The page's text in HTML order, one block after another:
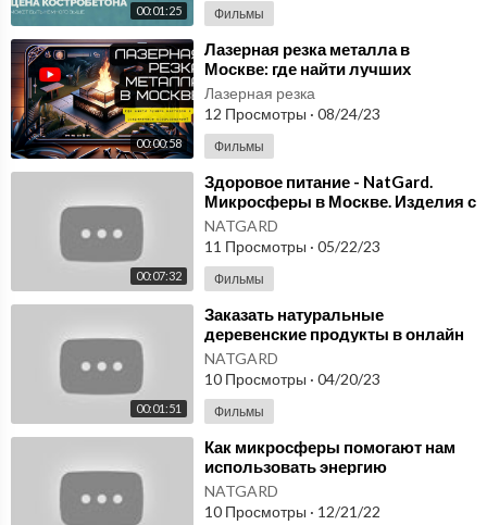
00:01:25 Фильмы
00:00:58
⁣Лазерная резка металла в
Москве: где найти лучших
мастеров и современное
оборудование?
Лазерная резка
12 Просмотры · 08/24/23
Фильмы
00:07:32
⁣Здоровое питание - NatGard.
Микросферы в Москве. Изделия с
наполнителем из микросфер.
NATGARD
11 Просмотры · 05/22/23
Фильмы
00:01:51
⁣Заказать натуральные
деревенские продукты в онлайн
магазине NatGard. Микросферы в
Москве
NATGARD
10 Просмотры · 04/20/23
Фильмы
⁣Как микросферы помогают нам
использовать энергию
человеческого тела.
Микросферы купить в Москве
NATGARD
10 Просмотры · 12/21/22